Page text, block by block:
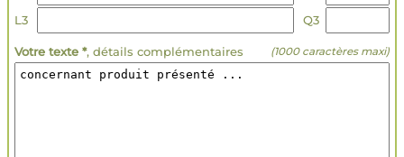
L3
Q3
Votre texte *, détails complémentaires (1000 caractères maxi)